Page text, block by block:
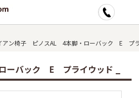
アン椅子 ピノスAL 4本脚・ローバック E プ
ーバック E プライウッド _